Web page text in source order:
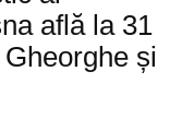
află la 31
și